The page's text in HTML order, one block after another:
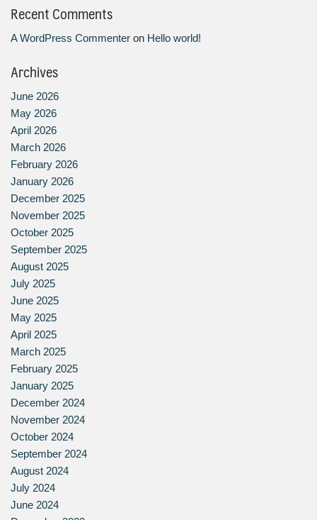
Recent Comments
A WordPress Commenter on Hello world!
Archives
June 2026
May 2026
April 2026
March 2026
February 2026
January 2026
December 2025
November 2025
October 2025
September 2025
August 2025
July 2025
June 2025
May 2025
April 2025
March 2025
February 2025
January 2025
December 2024
November 2024
October 2024
September 2024
August 2024
July 2024
June 2024